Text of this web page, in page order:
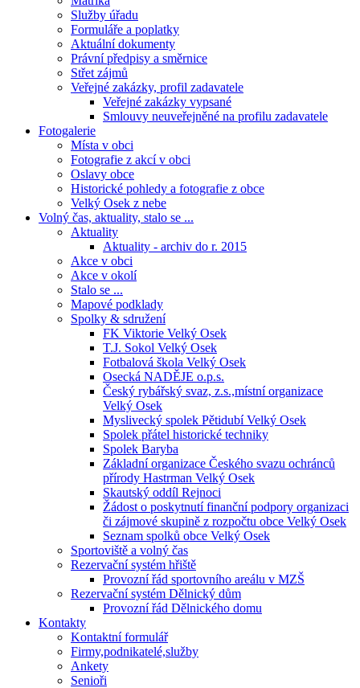
Služby úřadu
Formuláře a poplatky
Aktuální dokumenty
Právní předpisy a směrnice
Střet zájmů
Veřejné zakázky, profil zadavatele
Veřejné zakázky vypsané
Smlouvy neuveřejněné na profilu zadavatele
Fotogalerie
Místa v obci
Fotografie z akcí v obci
Oslavy obce
Historické pohledy a fotografie z obce
Velký Osek z nebe
Volný čas, aktuality, stalo se ...
Aktuality
Aktuality - archiv do r. 2015
Akce v obci
Akce v okolí
Stalo se ...
Mapové podklady
Spolky & sdružení
FK Viktorie Velký Osek
T.J. Sokol Velký Osek
Fotbalová škola Velký Osek
Osecká NADĚJE o.p.s.
Český rybářský svaz, z.s.,místní organizace
Velký Osek
Myslivecký spolek Pětidubí Velký Osek
Spolek přátel historické techniky
Spolek Baryba
Základní organizace Českého svazu ochránců
přírody Hastrman Velký Osek
Skautský oddíl Rejnoci
Žádost o poskytnutí finanční podpory organizaci
či zájmové skupině z rozpočtu obce Velký Osek
Seznam spolků obce Velký Osek
Sportoviště a volný čas
Rezervační systém hřiště
Provozní řád sportovního areálu v MZŠ
Rezervační systém Dělnický dům
Provozní řád Dělnického domu
Kontakty
Kontaktní formulář
Firmy,podnikatelé,služby
Ankety
Senioři